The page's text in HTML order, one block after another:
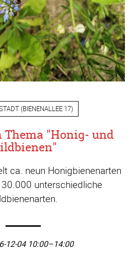
(BIENENALLEE 17)
Thema "Honig- und
ca. neun Honigbienenarten
unterschiedliche
12-04 10:00–14:00